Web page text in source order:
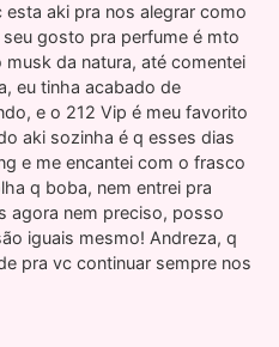
aki pra nos alegrar como
gosto pra perfume é mto
da natura, até comentei
eu tinha acabado de
e o 212 Vip é meu favorito
aki sozinha é q esses dias
e me encantei com o frasco
q boba, nem entrei pra
agora nem preciso, posso
iguais mesmo! Andreza, q
pra vc continuar sempre nos